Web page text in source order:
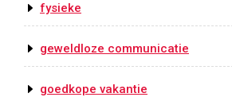
fysieke
geweldloze communicatie
goedkope vakantie